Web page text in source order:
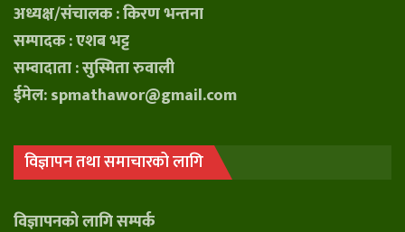
अध्यक्ष/संचालक : किरण भन्तना
सम्पादक : एशब भट्ट
सम्वादाता : सुस्मिता रुवाली
ईमेल: spmathawor@gmail.com
विज्ञापन तथा समाचारको लागि
विज्ञापनको लागि सम्पर्क